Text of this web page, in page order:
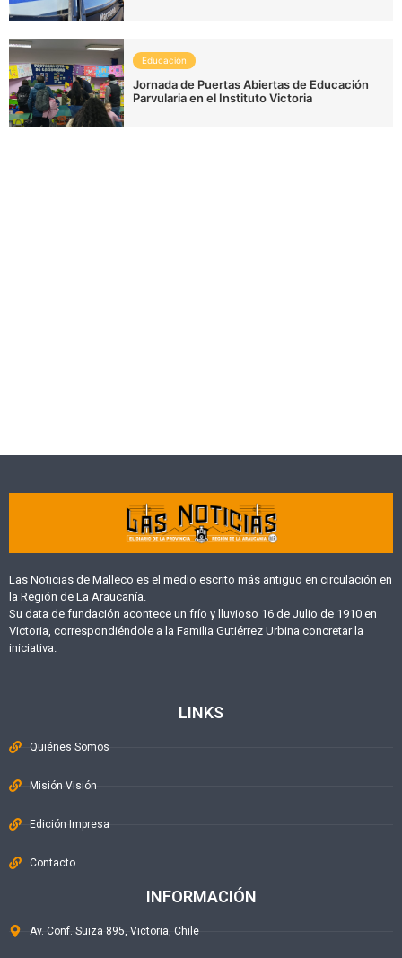
Educación
Jornada de Puertas Abiertas de Educación
Parvularia en el Instituto Victoria
Las Noticias de Malleco es el medio escrito más antiguo en circulación en
la Región de La Araucanía.
Su data de fundación acontece un frío y lluvioso 16 de Julio de 1910 en
Victoria, correspondiéndole a la Familia Gutiérrez Urbina concretar la
iniciativa.
LINKS
Quiénes Somos
Misión Visión
Edición Impresa
Contacto
INFORMACIÓN
Av. Conf. Suiza 895, Victoria, Chile